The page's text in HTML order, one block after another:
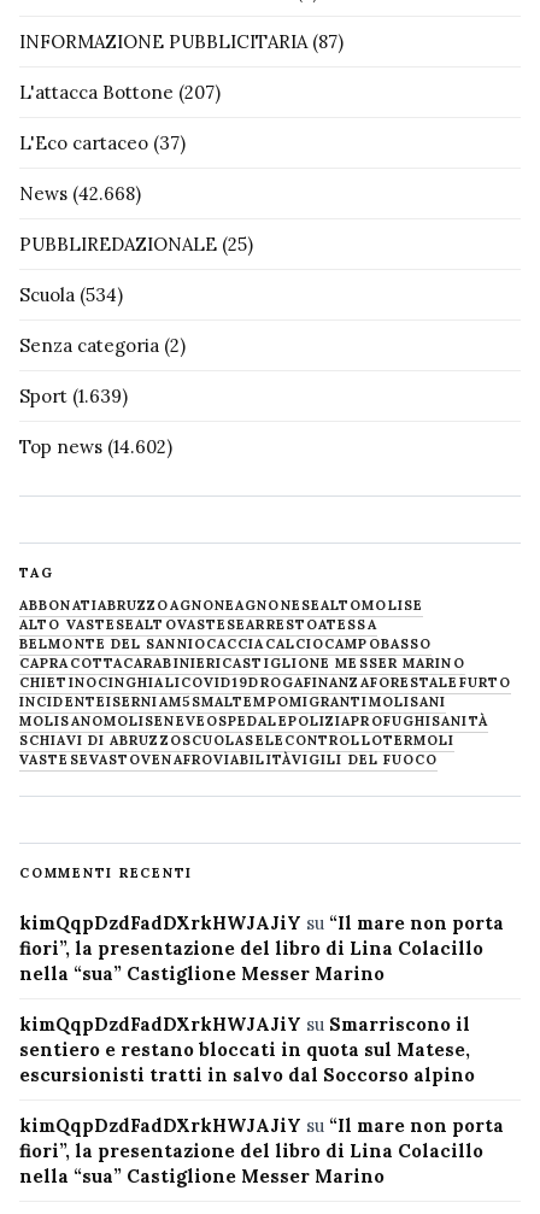
INFORMAZIONE PUBBLICITARIA(87)
L'attacca Bottone (207)
L'Eco cartaceo (37)
News (42.668)
PUBBLIREDAZIONALE (25)
Scuola (534)
Senza categoria (2)
Sport (1.639)
Top news (14.602)
TAG
ABBONATIABRUZZOAGNONEAGNONESEALTOMOLISE
ALTO VASTESEALTOVASTESEARRESTOATESSA
BELMONTE DEL SANNIOCACCIACALCIOCAMPOBASSO
CAPRACOTTACARABINIERICASTIGLIONE MESSER MARINO
CHIETINOCINGHIALICOVID19DROGAFINANZAFORESTALE FURTO
INCIDENTEISERNIAM5SMALTEMPOMIGRANTIMOLISANI
MOLISANOMOLISENEVE OSPEDALEPOLIZIAPROFUGHISANITÀ
SCHIAVI DI ABRUZZOSCUOLASELECONTROLLOTERMOLI
VASTESEVASTOVENAFROVIABILITÀVIGILI DEL FUOCO
COMMENTI RECENTI
kimQqpDzdFadDXrkHWJAJiY su “Il mare non porta
fiori”, la presentazione del libro di Lina Colacillo
nella “sua” Castiglione Messer Marino
kimQqpDzdFadDXrkHWJAJiY su Smarriscono il
sentiero e restano bloccati in quota sul Matese,
escursionisti tratti in salvo dal Soccorso alpino
kimQqpDzdFadDXrkHWJAJiY su “Il mare non porta
fiori”, la presentazione del libro di Lina Colacillo
nella “sua” Castiglione Messer Marino